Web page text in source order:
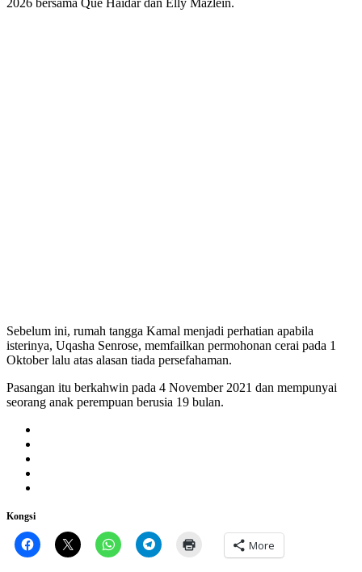
Sebelum ini, rumah tangga Kamal menjadi perhatian apabila
isterinya, Uqasha Senrose, memfailkan permohonan cerai pada 1
Oktober lalu atas alasan tiada persefahaman.
Pasangan itu berkahwin pada 4 November 2021 dan mempunyai
seorang anak perempuan berusia 19 bulan.
Kongsi
More